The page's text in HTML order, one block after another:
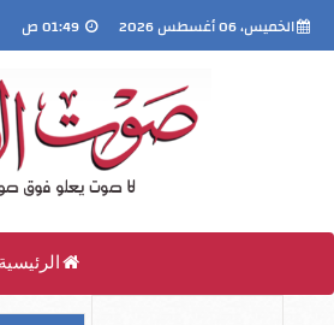
الخميس، 06 أغسطس 2026
الرئيسية